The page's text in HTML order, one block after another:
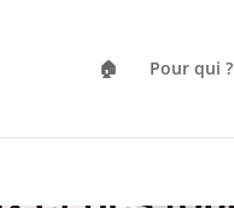
🏠 Pour qui ?